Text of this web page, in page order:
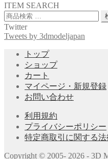
ITEM SEARCH
検
索
対
Twitter
Tweets by 3dmodeljapan
トップ
ショップ
カート
マイページ・新規登録
お問い合わせ
利用規約
プライバシーポリシー
特定商取引に関する
Copyright © 2005- 2026 - 3D